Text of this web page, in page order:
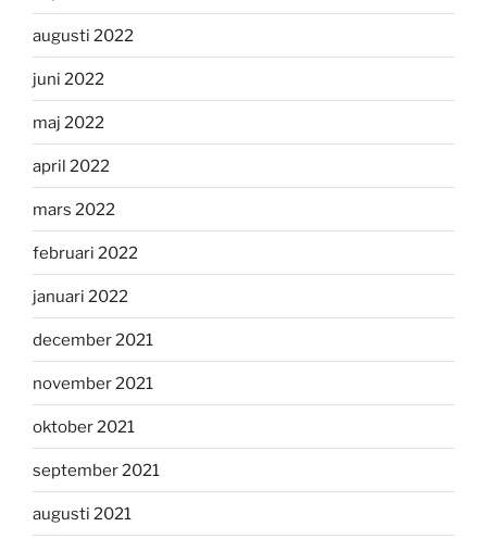
augusti 2022
juni 2022
maj 2022
april 2022
mars 2022
februari 2022
januari 2022
december 2021
november 2021
oktober 2021
september 2021
augusti 2021